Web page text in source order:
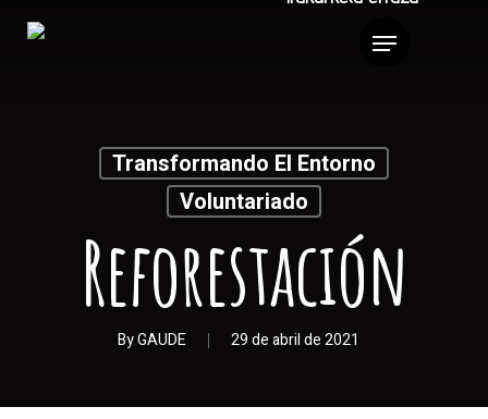
Transformando El Entorno
Voluntariado
Reforestación
ByGAUDE 29 de abril de 2021